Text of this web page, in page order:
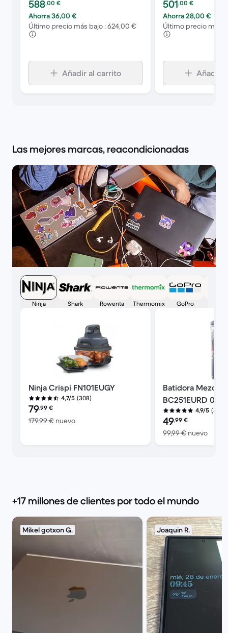
588,00 €
Ahorra 36,00 €
Último precio más bajo : 624,00 €
Añadir al carrito
501,00 €
Ahorra 28,00 €
Último precio más
Añadir
Las mejores marcas, reacondicionadas
Ninja Shark Rowenta Thermomix GoPro
Ninja Crispi FN101EUGY
4,7/5 (308)
Precio reacondicionado:
79,99 €
179,99 € nuevoEl dispositivo nuevo vale 179,99 €
Batidora
BC251EURD
4,9/5 (30)
Precio
49,99 €
99,99 € nuevoEl
+17 millones de clientes por todo el mundo
Mikel gotxon G. Joaquin R.